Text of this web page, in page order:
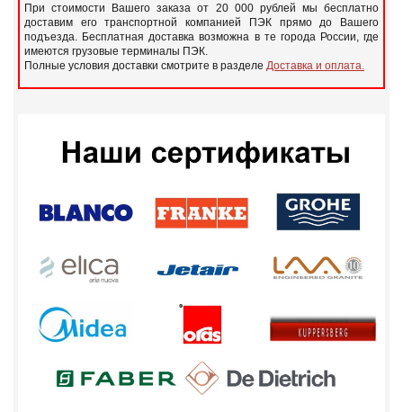
При стоимости Вашего заказа от 20 000 рублей мы бесплатно
доставим его транспортной компанией ПЭК прямо до Вашего
подъезда. Бесплатная доставка возможна в те города России, где
имеются грузовые терминалы ПЭК.
Полные условия доставки смотрите в разделе Доставка и оплата.